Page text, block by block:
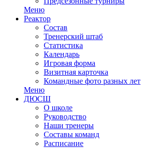
Меню
Реактор
Состав
Тренерский штаб
Статистика
Календарь
Игровая форма
Визитная карточка
Командные фото разных лет
Меню
ДЮСШ
О школе
Руководство
Наши тренеры
Составы команд
Расписание